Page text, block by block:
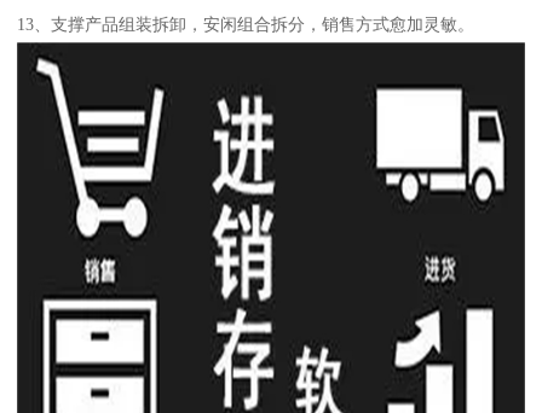
13、支撑产品组装拆卸，安闲组合拆分，销售方式愈加灵敏。